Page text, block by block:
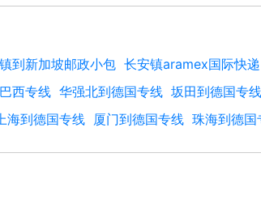
到新加坡邮政小包 长安镇aramex国际快递
西专线 华强北到德国专线 坂田到德国专线
上海到德国专线 厦门到德国专线 珠海到德国